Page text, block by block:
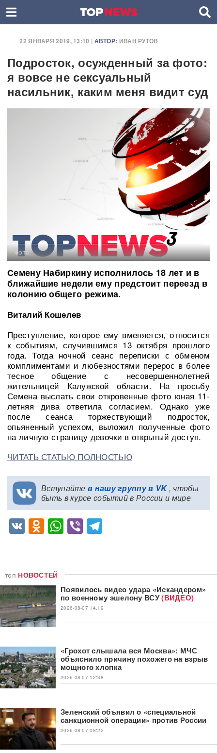
22 ЯНВАРЯ 2019, 13:10 | АВТОР: ИВАН РУТОВ
Подросток, осужденный за фото:
я вовсе не сексуальный
насильник, каким меня видит суд
ФОТО:
Семену Набиркину исполнилось 18 лет и в
ближайшие недели ему предстоит переезд в
колонию общего режима.
Виталий Кошелев
Преступление, которое ему вменяется, относится
к событиям, случившимся 13 октября прошлого
года. Тогда ночной сеанс переписки с обменом
комплиментами и любезностями перерос в более
тесное общение с несовершеннолетней
жительницей Калужской области. На просьбу
Семена выслать свои откровенные фото юная 11-
летняя дива ответила согласием. Однако уже
после сеанса торжествующий подросток,
опьяненный успехом, выложил полученные фото
на личную страницу девочки в открытый доступ.
ЧИТАТЬ СТАТЬЮ ПОЛНОСТЬЮ
Вступайте в нашу группу в VK, чтобы
быть в курсе событий в России и мире
VKOdnoklassniki
WhatsApp
Viber
топ НОВОСТЕЙ
Появилось видео удара «Искандером»
по военному эшелону ВСУ(ВИДЕО)
2026-08-07 14:19
«Грохот слышала вся Москва»: МЧС
объяснило причину похожего на взрыв
мощного хлопка
2026-08-07 12:38
Зеленский объявил о «специальной
санкционной операции» против России
2026-08-07 08:22